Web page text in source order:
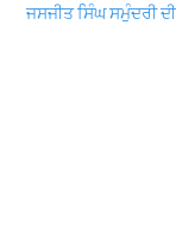
ਜਸਜੀਤ ਸਿੰਘ ਸਮੁੰਦਰੀ